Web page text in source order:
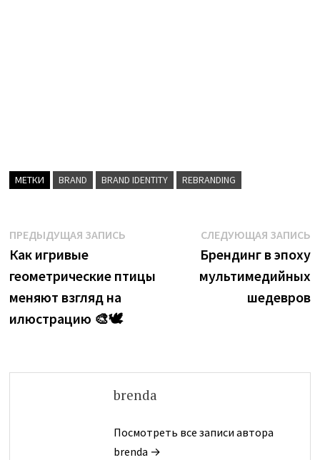
МЕТКИ BRAND BRAND IDENTITY REBRANDING
Навигация
по
записям
ПРЕДЫДУЩАЯ ЗАПИСЬ
Как игривые
геометрические птицы
меняют взгляд на
илюстрацию 🎨🕊️
СЛЕДУЮЩАЯ ЗАПИСЬ
Брендинг в эпоху
мультимедийных
шедевров
brenda
Посмотреть все записи автора
brenda →